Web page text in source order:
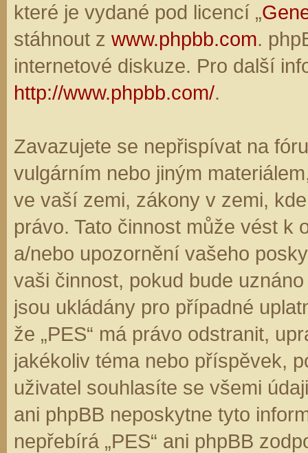
které je vydané pod licencí „
stáhnout z www.phpbb.com.
internetové diskuze. Pro další
http://www.phpbb.com/.
Zavazujete se nepřispívat na
vulgárním nebo jiným
ve vaší zemi, zákony v zemi,
právo. Tato činnost může vést k
a/nebo upozornění vašeho
vaši činnost, pokud bude
jsou ukládány pro případné
že „PES“ má právo odstranit,
jakékoliv téma nebo příspěvek,
uživatel souhlasíte se všemi
ani phpBB neposkytne tyto
nepřebírá „PES“ ani phpBB